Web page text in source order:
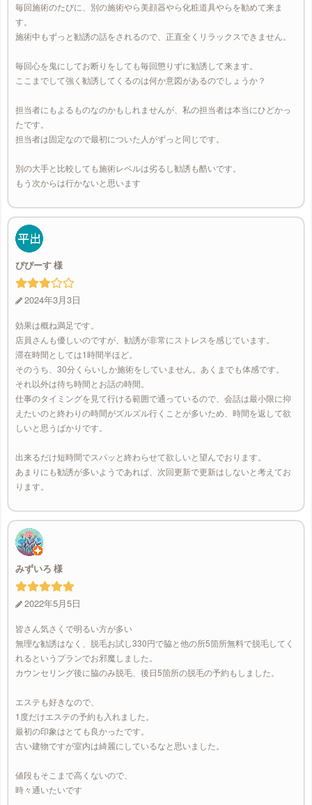
毎回施術のたびに、別の施術やら美顔器やら化粧道具やらを勧めて来ま
す。
施術中もずっと勧誘の話をされるので、正直全くリラックスできません。
毎回心を鬼にしてお断りをしても毎回懲りずに勧誘して来ます。
ここまでして強く勧誘してくるのは何か意図があるのでしょうか？
担当者にもよるものなのかもしれませんが、私の担当者は本当にひどかっ
たです。
担当者は固定なので最初についた人がずっと同じです。
別の大手と比較しても施術レベルは劣るし勧誘も酷いです。
もう次からは行かないと思います
ぴぴーす
2024年3月3日
効果は概ね満足です。
店員さんも優しいのですが、勧誘が非常にストレスを感じています。
滞在時間としては1時間半ほど。
そのうち、30分くらいしか施術をしていません。あくまでも体感です。
それ以外は待ち時間とお話の時間。
仕事のタイミングを見て行ける範囲で通っているので、会話は最小限に抑
えたいのと終わりの時間がズルズル行くことが多いため、時間を返して欲
しいと思うばかりです。
出来るだけ短時間でスパッと終わらせて欲しいと望んでおります。
あまりにも勧誘が多いようであれば、次回更新で更新はしないと考えてお
ります。
みずいろ
2022年5月5日
皆さん気さくで明るい方が多い
無理な勧誘はなく、脱毛お試し330円で脇と他の所5箇所無料で脱毛してく
れるというプランでお邪魔しました。
カウンセリング後に脇のみ脱毛、後日5箇所の脱毛の予約もしました。
エステも好きなので、
1度だけエステの予約も入れました。
最初の印象はとても良かったです。
古い建物ですが室内は綺麗にしているなと思いました。
値段もそこまで高くないので、
時々通いたいです